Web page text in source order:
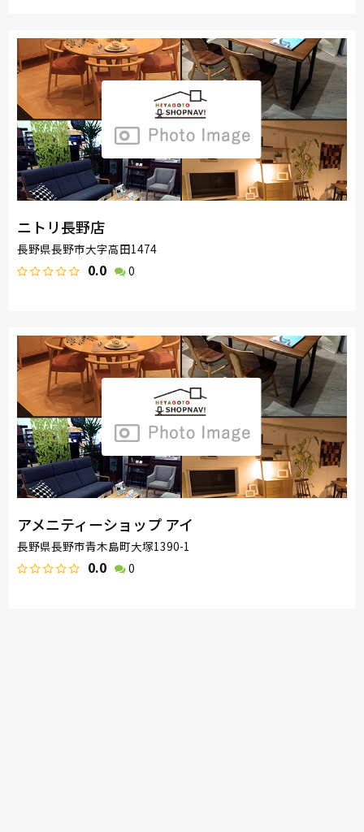
ニトリ長野店
長野県長野市大字高田1474
0.0 0
アメニティーショップ アイ
長野県長野市青木島町大塚1390-1
0.0 0